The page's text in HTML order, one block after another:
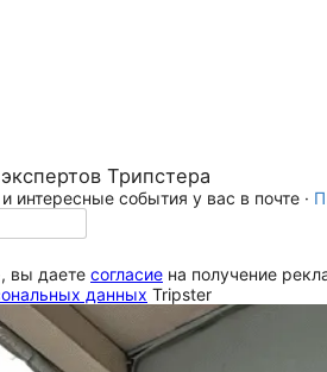
Трипстера
интересные события у вас в почте ·
вы даете согласие на получение
данных Tripster